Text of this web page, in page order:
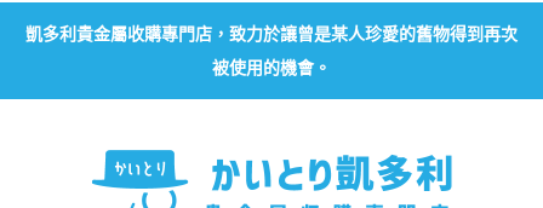
凱多利貴金屬收購專門店，致力於讓曾是某人珍愛的舊物得到再次
被使用的機會。